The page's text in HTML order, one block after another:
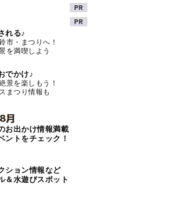
れる♪
市・まつりへ！
を満喫しよう
でかけ♪
景を楽しもう！
まつり情報も
月
お出かけ情報満載
ントをチェック！
ション情報など
＆水遊びスポット